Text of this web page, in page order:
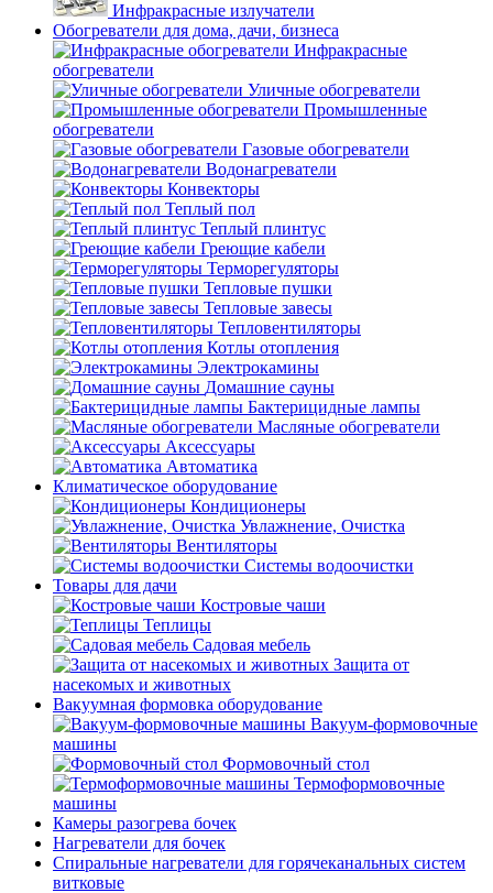
Инфракрасные излучатели
Обогреватели для дома, дачи, бизнеса
Инфракрасные
обогреватели
Уличные обогреватели
Промышленные
обогреватели
Газовые обогреватели
Водонагреватели
Конвекторы
Теплый пол
Теплый плинтус
Греющие кабели
Терморегуляторы
Тепловые пушки
Тепловые завесы
Тепловентиляторы
Котлы отопления
Электрокамины
Домашние сауны
Бактерицидные лампы
Масляные обогреватели
Аксессуары
Автоматика
Климатическое оборудование
Кондиционеры
Увлажнение, Очистка
Вентиляторы
Системы водоочистки
Товары для дачи
Костровые чаши
Теплицы
Садовая мебель
Защита от
насекомых и животных
Вакуумная формовка оборудование
Вакуум-формовочные
машины
Формовочный стол
Термоформовочные
машины
Камеры разогрева бочек
Нагреватели для бочек
Спиральные нагреватели для горячеканальных систем
витковые